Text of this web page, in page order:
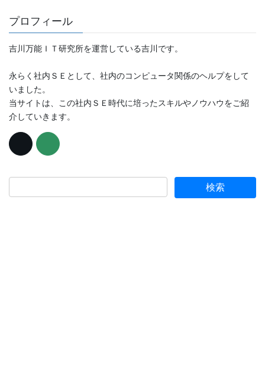
プロフィール
吉川万能ＩＴ研究所を運営している吉川です。
永らく社内ＳＥとして、社内のコンピュータ関係のヘルプをして
いました。
当サイトは、この社内ＳＥ時代に培ったスキルやノウハウをご紹
介していきます。